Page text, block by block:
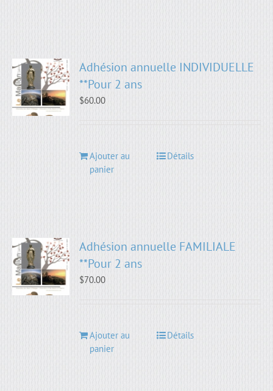
Adhésion annuelle INDIVIDUELLE
**Pour 2 ans
$60.00
Ajouter au
panier
Détails
Adhésion annuelle FAMILIALE
**Pour 2 ans
$70.00
Ajouter au
panier
Détails